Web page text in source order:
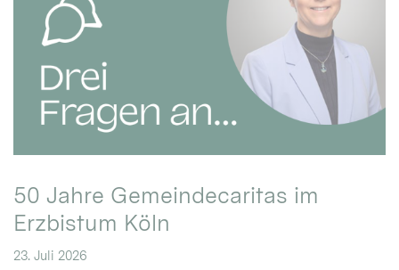
50 Jahre Gemeindecaritas im
Erzbistum Köln
23. Juli 2026